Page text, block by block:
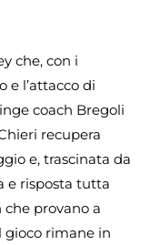
che, con i
e l’attacco di
coach Bregoli
recupera
e, trascinata da
e risposta tutta
che provano a
gioco rimane in